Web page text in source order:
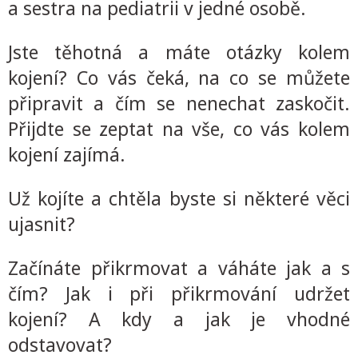
a sestra na pediatrii v jedné osobě.
Jste těhotná a máte otázky kolem
kojení? Co vás čeká, na co se můžete
připravit a čím se nenechat zaskočit.
Přijdte se zeptat na vše, co vás kolem
kojení zajímá.
Už kojíte a chtěla byste si některé věci
ujasnit?
Začínáte přikrmovat a váháte jak a s
čím? Jak i při přikrmování udržet
kojení? A kdy a jak je vhodné
odstavovat?